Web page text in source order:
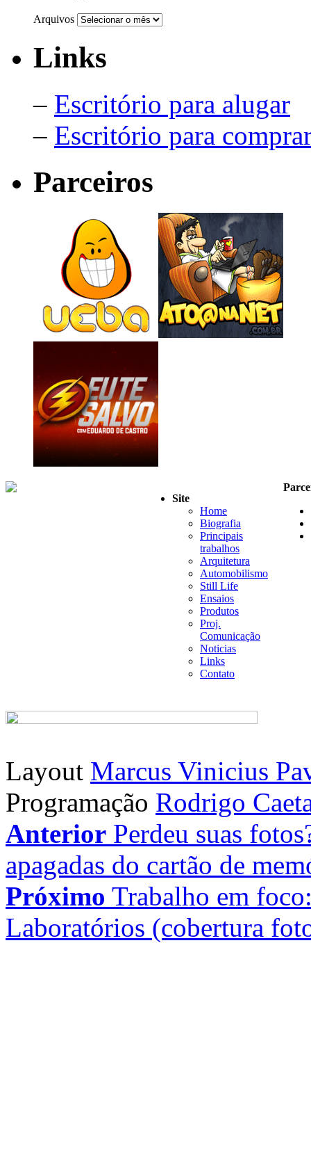
Arquivos
Links
– Escritório para alugar
– Escritório para
Parceiros
Site
Home
Biografia
Principais
trabalhos
Arquitetura
Automobilismo
Still Life
Ensaios
Produtos
Proj.
Comunicação
Noticias
Links
Contato
Layout Marcus Vinicius
Programação Rodrigo
Anterior Perdeu suas
apagadas do cartão de
Próximo Trabalho em
Laboratórios (cobertura